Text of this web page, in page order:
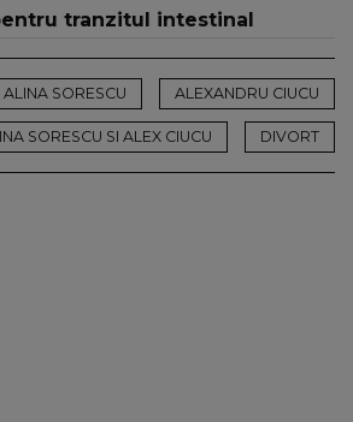
tranzitul intestinal
ALINA SORESCU ALEXANDRU CIUCU
SORESCU SI ALEX CIUCU DIVORT